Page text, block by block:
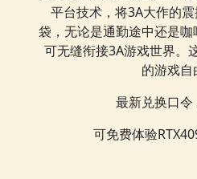
平台技术，将3A大作的
袋，无论是通勤途中还是
可无缝衔接3A游戏世界。
的游戏自
最新兑换口
可免费体验